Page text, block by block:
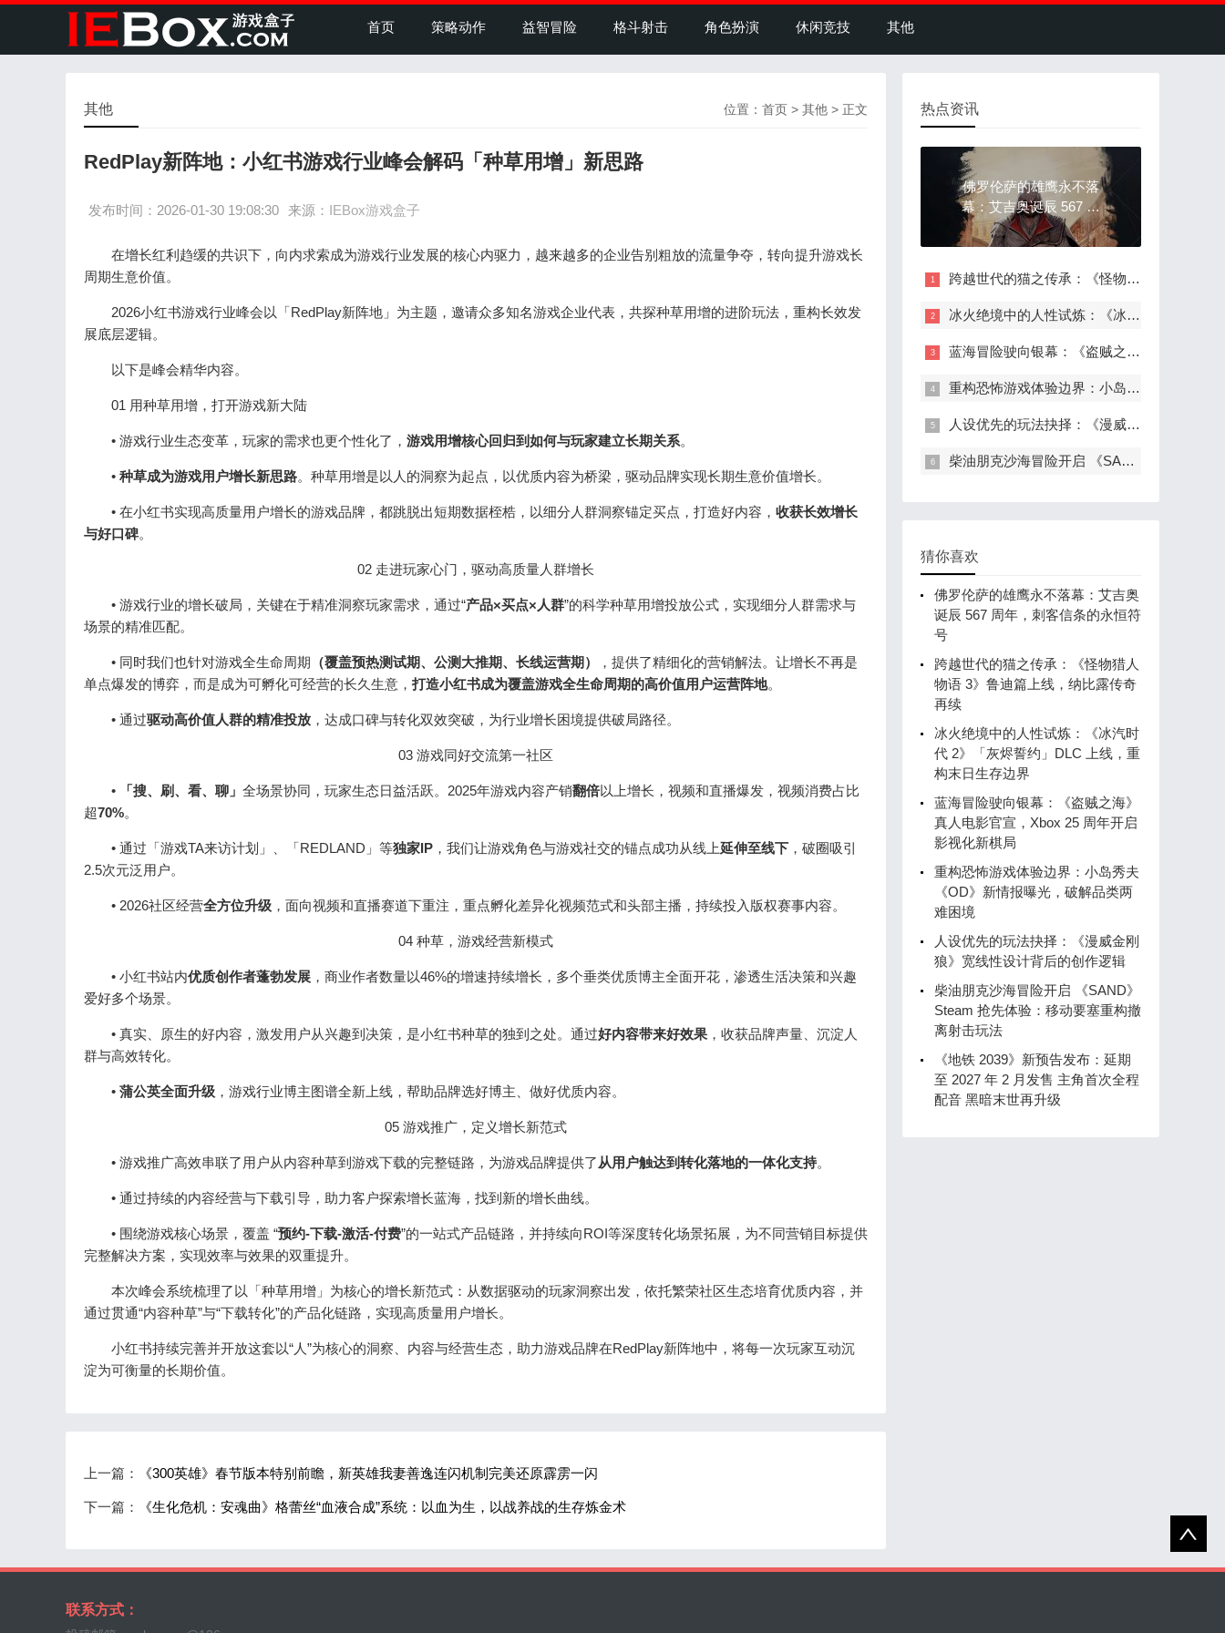
首页 策略动作 益智冒险 格斗射击 角色扮演 休闲竞技 其他
位置： 首页 > 其他 > 正文
其他
RedPlay新阵地：小红书游戏行业峰会解码「种草用增」新思路
发布时间：2026-01-30 19:08:30 来源： IEBox游戏盒子
在增长红利趋缓的共识下，向内求索成为游戏行业发展的核心内驱力，越来越多的企业告别粗放的流量争夺，转向提升游戏长
周期生意价值。
2026小红书游戏行业峰会以「RedPlay新阵地」为主题，邀请众多知名游戏企业代表，共探种草用增的进阶玩法，重构长效发
展底层逻辑。
以下是峰会精华内容。
01 用种草用增，打开游戏新大陆
• 游戏行业生态变革，玩家的需求也更个性化了， 游戏用增核心回归到如何与玩家建立长期关系。
• 种草成为游戏用户增长新思路。种草用增是以人的洞察为起点，以优质内容为桥梁，驱动品牌实现长期生意价值增长。
• 在小红书实现高质量用户增长的游戏品牌，都跳脱出短期数据桎梏，以细分人群洞察锚定买点，打造好内容， 收获长效增长
与好口碑。
02 走进玩家心门，驱动高质量人群增长
• 游戏行业的增长破局，关键在于精准洞察玩家需求，通过“产品×买点×人群”的科学种草用增投放公式，实现细分人群需求与
场景的精准匹配。
• 同时我们也针对游戏全生命周期 （覆盖预热测试期、公测大推期、长线运营期）
，提供了精细化的营销解法。让增长不再是
单点爆发的博弈，而是成为可孵化可经营的长久生意， 打造小红书成为覆盖游戏全生命周期的高价值用户运营阵地。
• 通过驱动高价值人群的精准投放 ，达成口碑与转化双效突破，为行业增长困境提供破局路径。
03 游戏同好交流第一社区
• 「搜、刷、看、聊」 全场景协同，玩家生态日益活跃。2025年游戏内容产销翻倍以上增长，视频和直播爆发，视频消费占比
超70%。
• 通过「游戏TA来访计划」、「REDLAND」等独家IP ，我们让游戏角色与游戏社交的锚点成功从线上延伸至线下 ，破圈吸引
2.5次元泛用户。
• 2026社区经营全方位升级 ，面向视频和直播赛道下重注，重点孵化差异化视频范式和头部主播，持续投入版权赛事内容。
04 种草，游戏经营新模式
• 小红书站内优质创作者蓬勃发展 ，商业作者数量以46%的增速持续增长，多个垂类优质博主全面开花，渗透生活决策和兴趣
爱好多个场景。
• 真实、原生的好内容，激发用户从兴趣到决策，是小红书种草的独到之处。通过好内容带来好效果 ，收获品牌声量、沉淀人
群与高效转化。
• 蒲公英全面升级 ，游戏行业博主图谱全新上线，帮助品牌选好博主、做好优质内容。
05 游戏推广，定义增长新范式
• 游戏推广高效串联了用户从内容种草到游戏下载的完整链路，为游戏品牌提供了从用户触达到转化落地的一体化支持。
• 通过持续的内容经营与下载引导，助力客户探索增长蓝海，找到新的增长曲线。
• 围绕游戏核心场景，覆盖 “预约-下载-激活-付费”的一站式产品链路，并持续向ROI等深度转化场景拓展，为不同营销目标提供
完整解决方案，实现效率与效果的双重提升。
本次峰会系统梳理了以「种草用增」为核心的增长新范式：从数据驱动的玩家洞察出发，依托繁荣社区生态培育优质内容，并
通过贯通“内容种草”与“下载转化”的产品化链路，实现高质量用户增长。
小红书持续完善并开放这套以“人”为核心的洞察、内容与经营生态，助力游戏品牌在RedPlay新阵地中，将每一次玩家互动沉
淀为可衡量的长期价值。
上一篇： 《300英雄》春节版本特别前瞻，新英雄我妻善逸连闪机制完美还原霹雳一闪
下一篇： 《生化危机：安魂曲》格蕾丝“血液合成”系统：以血为生，以战养战的生存炼金术
热点资讯
佛罗伦萨的雄鹰永不落
幕：艾吉奥诞辰 567 周
年，刺客信条的永恒符
号
跨越世代的猫之传承：《怪物猎人物语 3》鲁迪篇上线，纳比露传奇再续
冰火绝境中的人性试炼：《冰汽时代 2》「灰烬誓约」DLC 上线，重构末日生存边界
蓝海冒险驶向银幕：《盗贼之海》真人电影官宣，Xbox 25 周年开启影视化新棋局
重构恐怖游戏体验边界：小岛秀夫《OD》新情报曝光，破解品类两难困境
人设优先的玩法抉择：《漫威金刚狼》宽线性设计背后的创作逻辑
柴油朋克沙海冒险开启 《SAND》Steam 抢先体验：移动要塞重构撤离射击玩法
猜你喜欢
佛罗伦萨的雄鹰永不落幕：艾吉奥
诞辰 567 周年，刺客信条的永恒符
号
跨越世代的猫之传承：《怪物猎人
物语 3》鲁迪篇上线，纳比露传奇
再续
冰火绝境中的人性试炼：《冰汽时
代 2》「灰烬誓约」DLC 上线，重
构末日生存边界
蓝海冒险驶向银幕：《盗贼之海》
真人电影官宣，Xbox 25 周年开启
影视化新棋局
重构恐怖游戏体验边界：小岛秀夫
《OD》新情报曝光，破解品类两
难困境
人设优先的玩法抉择：《漫威金刚
狼》宽线性设计背后的创作逻辑
柴油朋克沙海冒险开启 《SAND》
Steam 抢先体验：移动要塞重构撤
离射击玩法
《地铁 2039》新预告发布：延期
至 2027 年 2 月发售 主角首次全程
配音 黑暗末世再升级
联系方式：